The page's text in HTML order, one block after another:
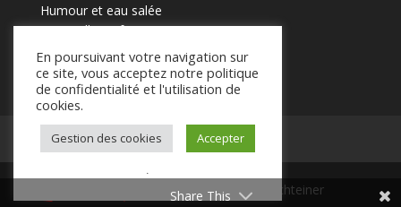
Humour et eau salée
Marmaille en fugues
Mentions légales Contact
© 2025 Laurent Schteiner
En poursuivant votre navigation sur
ce site, vous acceptez notre politique
de confidentialité et l'utilisation de
cookies.
Gestion des cookies Accepter
.
Share This